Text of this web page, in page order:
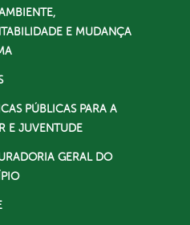
E MUDANÇA
PÚBLICAS PARA A
E JUVENTUDE
GERAL DO